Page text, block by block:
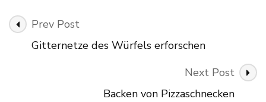
Post
Navigation
Prev Post
Gitternetze des Würfels erforschen
Next Post
Backen von Pizzaschnecken